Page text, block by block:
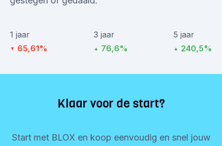
1 jaar
▼ 65,61%
3 jaar
▲ 76,6%
5 jaar
▲ 240,5%
Klaar voor de start?
Start met BLOX en koop eenvoudig en snel jouw